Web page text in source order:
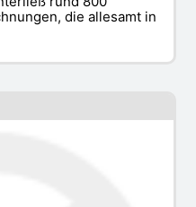
die allesamt in